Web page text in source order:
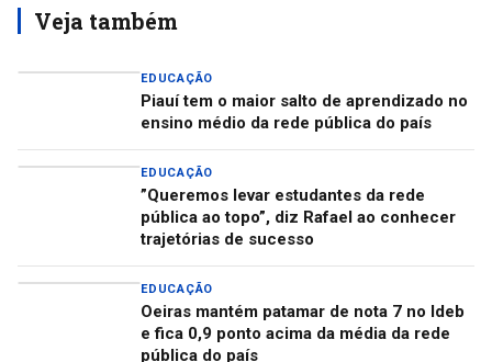
Veja também
EDUCAÇÃO
Piauí tem o maior salto de aprendizado no
ensino médio da rede pública do país
EDUCAÇÃO
”Queremos levar estudantes da rede
pública ao topo”, diz Rafael ao conhecer
trajetórias de sucesso
EDUCAÇÃO
Oeiras mantém patamar de nota 7 no Ideb
e fica 0,9 ponto acima da média da rede
pública do país